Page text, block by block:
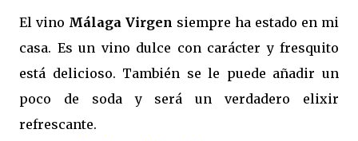
El vino Málaga Virgen siempre ha estado en mi
casa. Es un vino dulce con carácter y fresquito
está delicioso. También se le puede añadir un
poco de soda y será un verdadero elixir
refrescante.